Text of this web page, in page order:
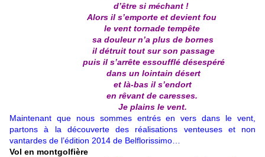
d’être si méchant !
Alors il s’emporte et devient fou
le vent tornade tempête
sa douleur n’a plus de bornes
il détruit tout sur son passage
puis il s’arrête essoufflé désespéré
dans un lointain désert
et là-bas il s’endort
en rêvant de caresses.
Je plains le vent.
Maintenant que nous sommes entrés en vers dans le vent,
partons à la découverte des réalisations venteuses et non
vantardes de l’édition 2014 de Belflorissimo…
Vol en montgolfière